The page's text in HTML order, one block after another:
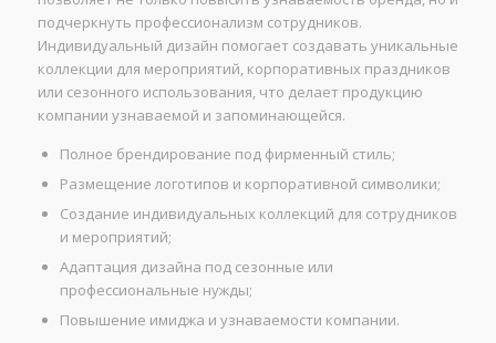
подчеркнуть профессионализм сотрудников.
Индивидуальный дизайн помогает создавать уникальные
коллекции для мероприятий, корпоративных праздников
или сезонного использования, что делает продукцию
компании узнаваемой и запоминающейся.
Полное брендирование под фирменный стиль;
Размещение логотипов и корпоративной символики;
Создание индивидуальных коллекций для сотрудников
и мероприятий;
Адаптация дизайна под сезонные или
профессиональные нужды;
Повышение имиджа и узнаваемости компании.